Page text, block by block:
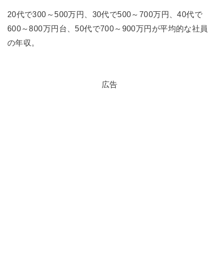
20代で300～500万円、30代で500～700万円、40代で
600～800万円台、50代で700～900万円が平均的な社員
の年収。
広告